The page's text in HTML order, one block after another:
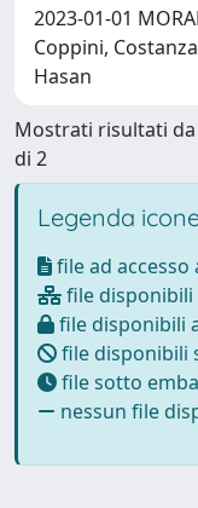
2023-01-01
Coppini,
Hasan
Mostrati risultati da
di 2
Legenda
file ad accesso
file
file disponibili
file disponibili
file sotto
nessun file